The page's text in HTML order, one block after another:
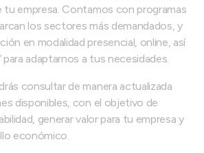
tu empresa. Contamos con programas
los sectores más demandados, y
en modalidad presencial, online, así
para adaptarnos a tus necesidades.
consultar de manera actualizada
disponibles, con el objetivo de
generar valor para tu empresa y
económico.